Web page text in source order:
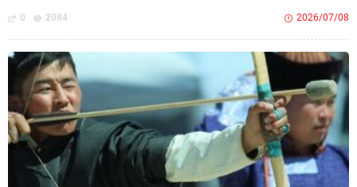
0 2084 2026/07/08